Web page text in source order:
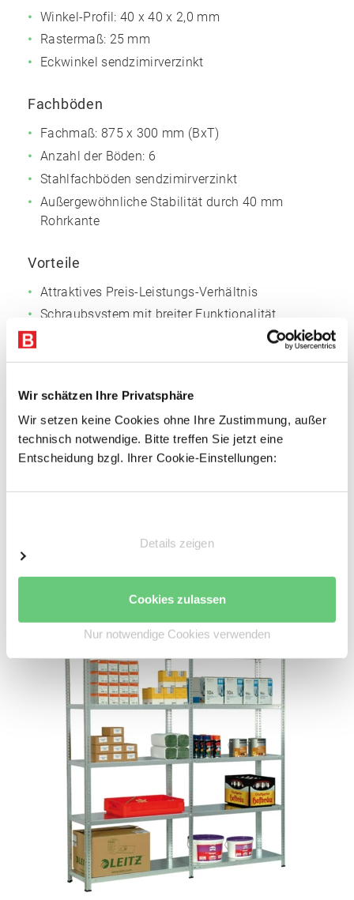
Wir schätzen Ihre Privatsphäre
Wir setzen keine Cookies ohne Ihre Zustimmung, außer
technisch notwendige. Bitte treffen Sie jetzt eine
Entscheidung bzgl. Ihrer Cookie-Einstellungen:
Details zeigen
Cookies zulassen
Nur notwendige Cookies verwenden
Winkel-Profil: 40 x 40 x 2,0 mm
Rastermaß: 25 mm
Eckwinkel sendzimirverzinkt
Fachböden
Fachmaß: 875 x 300 mm (BxT)
Anzahl der Böden: 6
Stahlfachböden sendzimirverzinkt
Außergewöhnliche Stabilität durch 40 mm
Rohrkante
Vorteile
Attraktives Preis-Leistungs-Verhältnis
Schraubsystem mit breiter Funktionalität
Einfache Montage
Jede Regalreihe beginnen Sie mit einem
Grundregal und setzen Sie mit
Anbauregalen fort.Der Unterschied im
Anbauregal ist ein Stützrahmen (Steckregal)
kann das Grundregal frei stehen, das
das es angebaut werden kann.